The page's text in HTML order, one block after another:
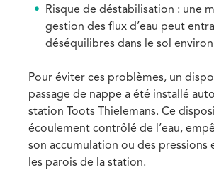
Risque de déstabilisation : une
gestion des flux d’eau peut
déséquilibres dans le sol
Pour éviter ces problèmes, un
passage de nappe a été installé
station Toots Thielemans. Ce
écoulement contrôlé de l’eau,
son accumulation ou des pressions
les parois de la station.